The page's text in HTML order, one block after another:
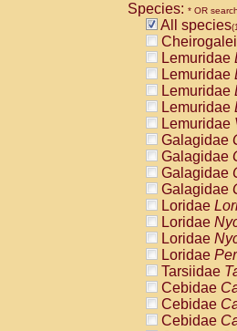
Species: * OR search
All species
Lemuridae
Lemuridae
Lemuridae
Lemuridae
Lemuridae
Galagidae
Galagidae
Galagidae
Galagidae
Loridae
Loridae
Loridae
Loridae
Tarsiidae
Cebidae
Cebidae
Cebidae